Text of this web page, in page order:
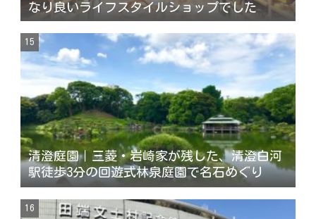
なり良いライフスタイルショップでした
清澄庭園｜三菱・岩崎家が残した、清澄白河
駅徒歩3分の回遊式林泉庭園で名石めぐり